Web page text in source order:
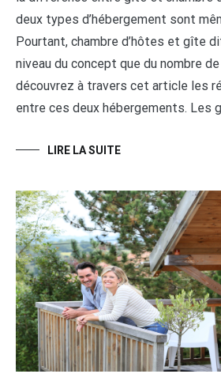
deux types d’hébergement sont
Pourtant, chambre d’hôtes et gîte
niveau du concept que du nombre
découvrez à travers cet article les
entre ces deux hébergements. Les
LIRE LA SUITE